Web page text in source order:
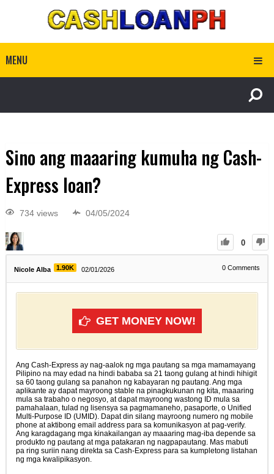
MENU
Sino ang maaaring kumuha ng Cash-
Express loan?
734 views 04/05/2024
0
Nicole Alba 1.90K 02/01/2026 0 Comments
GET MONEY NOW!
Ang Cash-Express ay nag-aalok ng mga pautang sa mga mamamayang
Pilipino na may edad na hindi bababa sa 21 taong gulang at hindi hihigit
sa 60 taong gulang sa panahon ng kabayaran ng pautang. Ang mga
aplikante ay dapat mayroong stable na pinagkukunan ng kita, maaaring
mula sa trabaho o negosyo, at dapat mayroong wastong ID mula sa
pamahalaan, tulad ng lisensya sa pagmamaneho, pasaporte, o Unified
Multi-Purpose ID (UMID). Dapat din silang mayroong numero ng mobile
phone at aktibong email address para sa komunikasyon at pag-verify.
Ang karagdagang mga kinakailangan ay maaaring mag-iba depende sa
produkto ng pautang at mga patakaran ng nagpapautang. Mas mabuti
pa ring suriin nang direkta sa Cash-Express para sa kumpletong listahan
ng mga kwalipikasyon.